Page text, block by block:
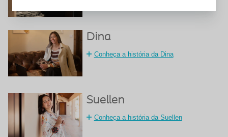
Dina
Conheça a história da Dina
Suellen
Conheça a história da Suellen